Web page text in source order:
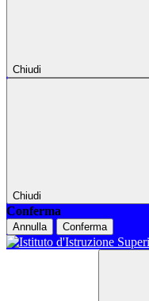
Chiudi
Chiudi
Conferma
Annulla Conferma